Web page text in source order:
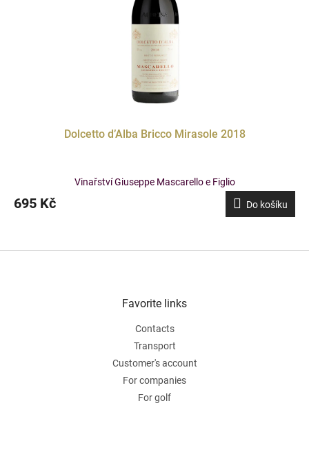
Dolcetto d’Alba Bricco Mirasole 2018
Vinařství Giuseppe Mascarello e Figlio
695 Kč Do košíku
Favorite links
Contacts
Transport
Customer's account
For companies
For golf